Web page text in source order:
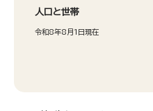
人口と世帯
令和8年8月1日現在